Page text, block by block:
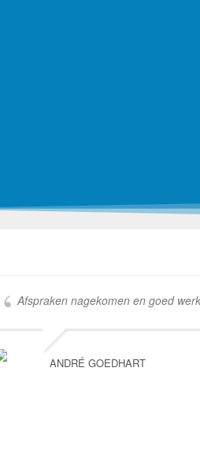
Afspraken nagekomen en goed
ANDRÉ GOEDHART